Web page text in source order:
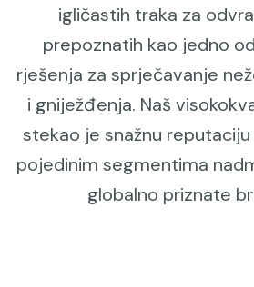
igličastih traka za
prepoznatih kao jedno
rješenja za sprječavanje
i gniježđenja. Naš
stekao je snažnu
pojedinim segmentima
globalno priznate